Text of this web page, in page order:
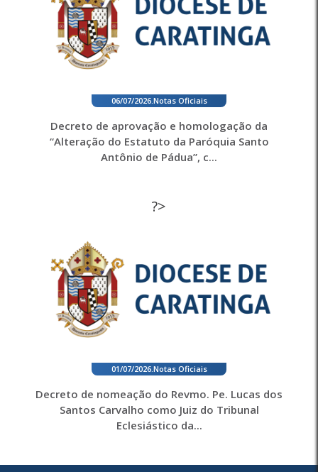
06/07/2026. Notas Oficiais
Decreto de aprovação e homologação da
“Alteração do Estatuto da Paróquia Santo
Antônio de Pádua”, c...
?>
01/07/2026. Notas Oficiais
Decreto de nomeação do Revmo. Pe. Lucas dos
Santos Carvalho como Juiz do Tribunal
Eclesiástico da...